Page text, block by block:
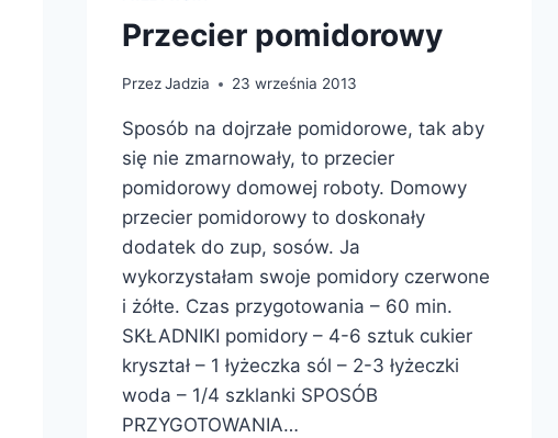
Przecier pomidorowy
Przez Jadzia 23 września 2013
Sposób na dojrzałe pomidorowe, tak aby
się nie zmarnowały, to przecier
pomidorowy domowej roboty. Domowy
przecier pomidorowy to doskonały
dodatek do zup, sosów. Ja
wykorzystałam swoje pomidory czerwone
i żółte. Czas przygotowania – 60 min.
SKŁADNIKI pomidory – 4-6 sztuk cukier
kryształ – 1 łyżeczka sól – 2-3 łyżeczki
woda – 1/4 szklanki SPOSÓB
PRZYGOTOWANIA…